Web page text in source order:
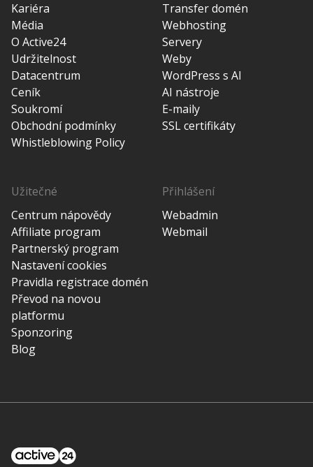
Kariéra
Média
O Active24
Udržitelnost
Datacentrum
Ceník
Soukromí
Obchodní podmínky
Whistleblowing Policy
Transfer domén
Webhosting
Servery
Weby
WordPress s AI
AI nástroje
E-maily
SSL certifikáty
Užitečné
Centrum nápovědy
Affiliate program
Partnerský program
Nastavení cookies
Pravidla registrace domén
Převod na novou
platformu
Sponzoring
Blog
Přihlášení
Webadmin
Webmail